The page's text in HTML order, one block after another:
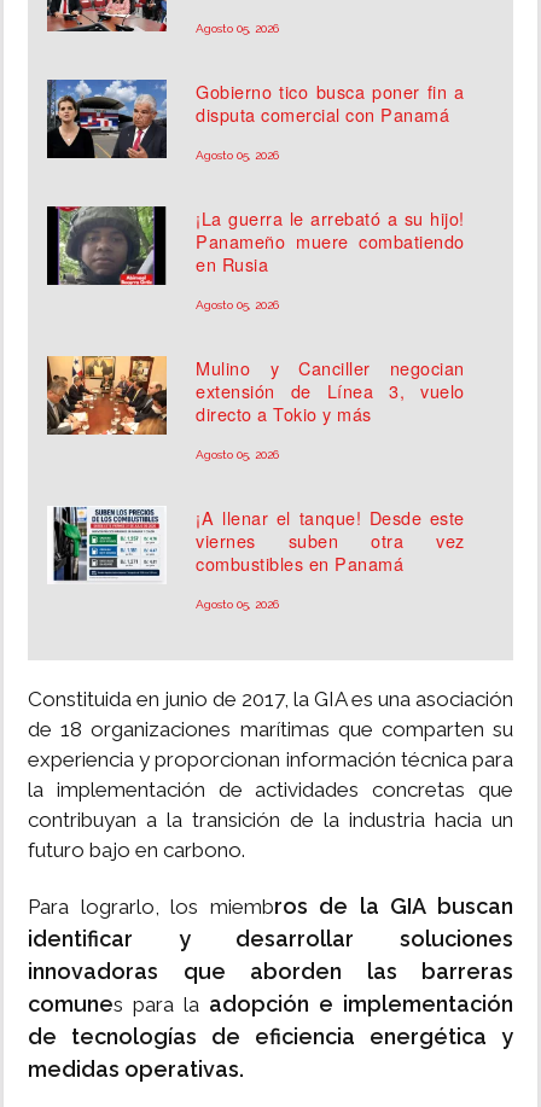
Agosto 05, 2026
Gobierno tico busca poner fin a
disputa comercial con Panamá
Agosto 05, 2026
¡La guerra le arrebató a su hijo!
Panameño muere combatiendo
en Rusia
Agosto 05, 2026
Mulino y Canciller negocian
extensión de Línea 3, vuelo
directo a Tokio y más
Agosto 05, 2026
¡A llenar el tanque! Desde este
viernes suben otra vez
combustibles en Panamá
Agosto 05, 2026
Constituida en junio de 2017, la GIA es una asociación
de 18 organizaciones marítimas que comparten su
experiencia y proporcionan información técnica para
la implementación de actividades concretas que
contribuyan a la transición de la industria hacia un
futuro bajo en carbono.
Para lograrlo, los miembros de la GIA buscan
identificar y desarrollar soluciones
innovadoras que aborden las barreras
comunes para la adopción e implementación
de tecnologías de eficiencia energética y
medidas operativas.